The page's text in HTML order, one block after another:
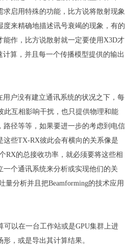
启用特殊的功能，比方说将散射现象
来精确地描述讯号衰竭的现象，有的
作，比方说散射就一定要使用X3D才
算，并且每一个传播模型提供的输出
用户没有建立通讯系统的状况之下，每
此互相影响干扰，也只提供物理和能
径等等，如果要进一步的考虑到电信
这些TX-RX彼此会有横向的关系像是
RX的总接收功率，就必须要将这些相
个通讯系统来分析或实现他们的关
量分析并且把Beamforming的技术应用
以在一台工作站或是GPU集群上进
，或是导出其计算结果。